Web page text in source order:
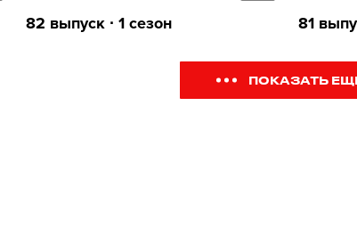
82 выпуск ∙ 1 сезон 81
ПОКАЗАТЬ